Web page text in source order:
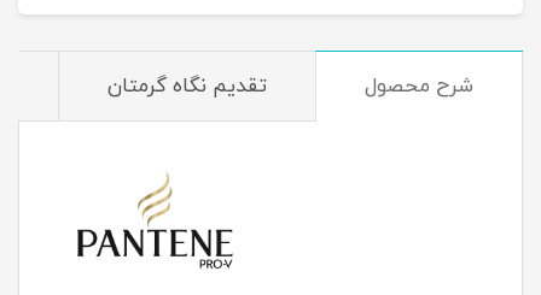
شرح محصول تقدیم نگاه گرمتان